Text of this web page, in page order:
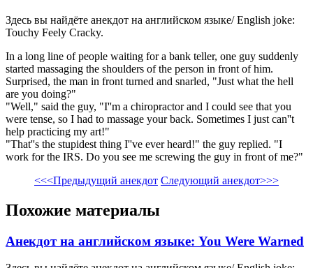
Здесь вы найдёте анекдот на английском языке/ English joke:
Touchy Feely Cracky.
In a long line of people waiting for a bank teller, one guy suddenly
started massaging the shoulders of the person in front of him.
Surprised, the man in front turned and snarled, "Just what the hell
are you doing?"
"Well," said the guy, "I''m a chiropractor and I could see that you
were tense, so I had to massage your back. Sometimes I just can''t
help practicing my art!"
"That''s the stupidest thing I''ve ever heard!" the guy replied. "I
work for the IRS. Do you see me screwing the guy in front of me?"
<<<Предыдущий анекдот Следующий анекдот>>>
Похожие материалы
Анекдот на английском языке: You Were Warned